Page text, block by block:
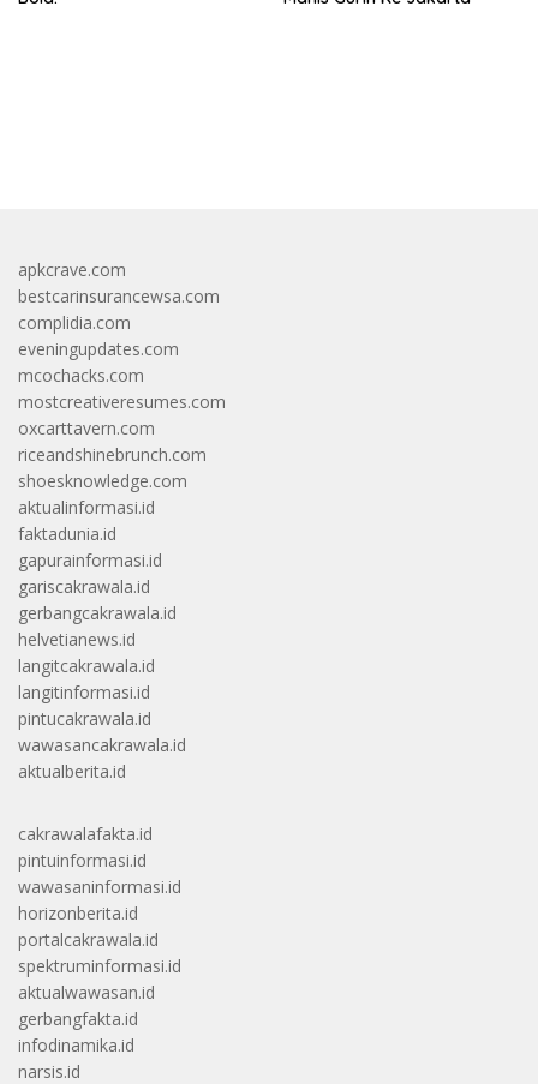
apkcrave.com
bestcarinsurancewsa.com
complidia.com
eveningupdates.com
mcochacks.com
mostcreativeresumes.com
oxcarttavern.com
riceandshinebrunch.com
shoesknowledge.com
aktualinformasi.id
faktadunia.id
gapurainformasi.id
gariscakrawala.id
gerbangcakrawala.id
helvetianews.id
langitcakrawala.id
langitinformasi.id
pintucakrawala.id
wawasancakrawala.id
aktualberita.id
cakrawalafakta.id
pintuinformasi.id
wawasaninformasi.id
horizonberita.id
portalcakrawala.id
spektruminformasi.id
aktualwawasan.id
gerbangfakta.id
infodinamika.id
narsis.id